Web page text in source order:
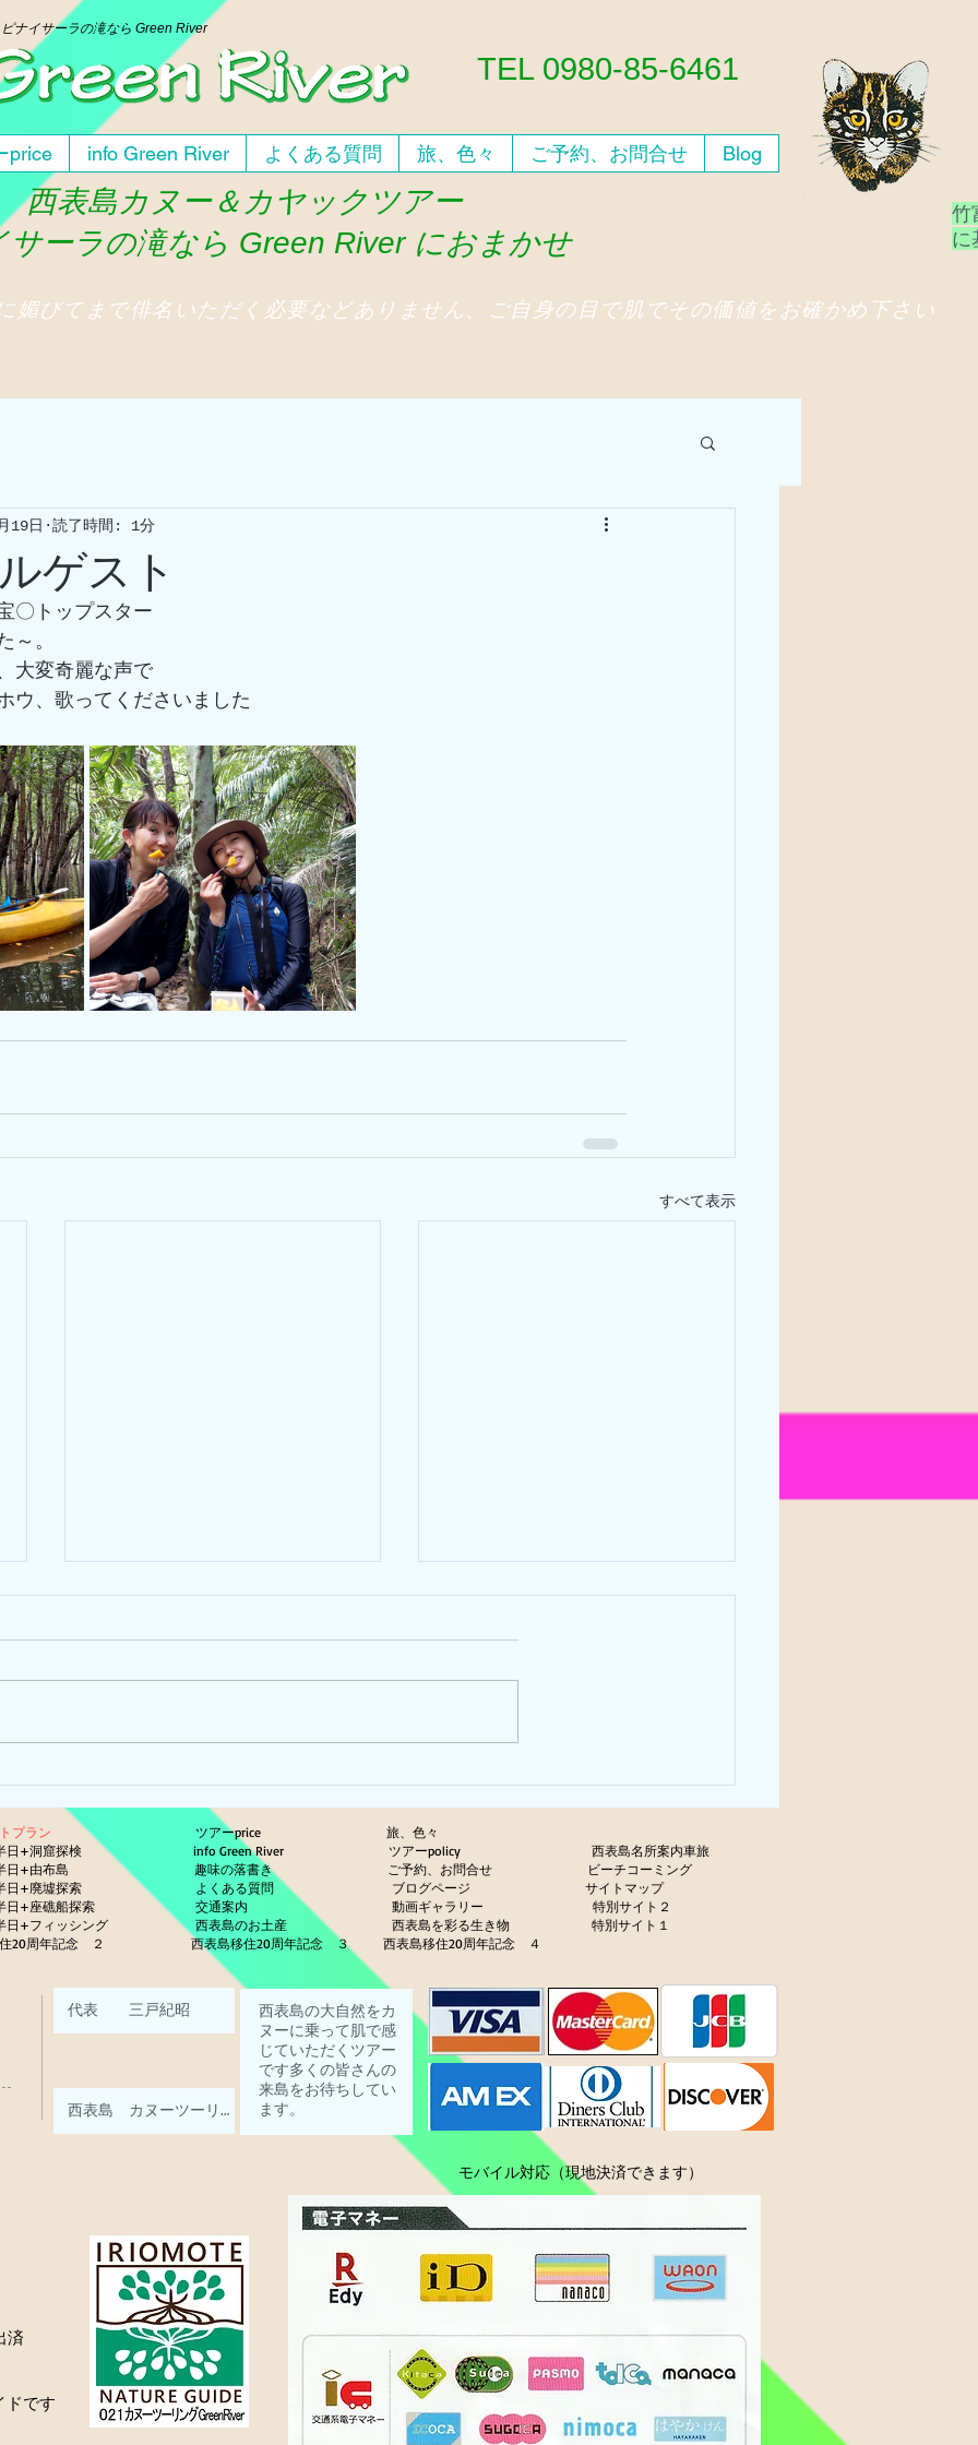
​TEL 0980-85-6461
ピナイサーラの滝なら Green River
price info Green River よくある質問 旅、色々 ご予約、お問合せ Blog
西表島カヌー＆カヤックツアー
サーラの滝なら Green River におまかせ
竹
に
びてまで俳名いただく必要などありません、ご自身の目で肌でその価値をお確かめ下さい
ゲスト
19日 読了時間: 1分
〇トップスター
～。
大変奇麗な声で
ウ、歌ってくださいました
すべて表示
ピナイ半日+釣りツアー
ひまわり、
プラン ツアーprice
旅、色々
日+洞窟探検
info Green River ツアーpolicy 西表島名所案内車旅
日+由布島
趣味の落書き ご予約、お問合せ
ビーチコーミング
日+廃墟探索
よくある質問 ブログページ
サイトマップ
日+座礁船探索
交通案内 動画ギャラリー 特別サイト２
日+フィッシング
西表島のお土産 西表島を彩る生き物
特別サイト１
20周年記念 ２
西表島移住20周年記念 ３ 西表島移住20周年記念 ４
済
ドです
モバイル対応（現地決済できます）